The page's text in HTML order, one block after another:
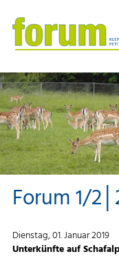
Forum 1/
Dienstag, 01. Januar 2019
Unterkünfte auf